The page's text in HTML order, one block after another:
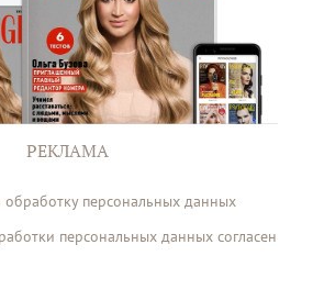
РЕКЛАМА
обработку персональных данных
персональных данных согласен